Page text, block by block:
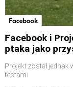
Facebook
Facebook i
ptaka jako
Projekt został
testami